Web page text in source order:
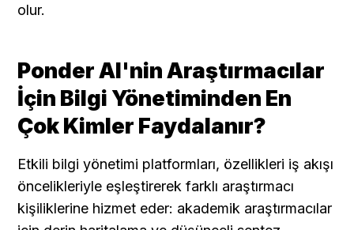
olur.
Ponder AI'nin Araştırmacılar
İçin Bilgi Yönetiminden En
Çok Kimler Faydalanır?
Etkili bilgi yönetimi platformları, özellikleri iş akışı
öncelikleriyle eşleştirerek farklı araştırmacı
kişiliklerine hizmet eder: akademik araştırmacılar